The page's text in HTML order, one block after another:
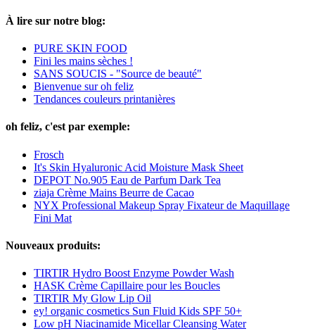
À lire sur notre blog:
PURE SKIN FOOD
Fini les mains sèches !
SANS SOUCIS - "Source de beauté"
Bienvenue sur oh feliz
Tendances couleurs printanières
oh feliz, c'est par exemple:
Frosch
It's Skin Hyaluronic Acid Moisture Mask Sheet
DEPOT No.905 Eau de Parfum Dark Tea
ziaja Crème Mains Beurre de Cacao
NYX Professional Makeup Spray Fixateur de Maquillage
Fini Mat
Nouveaux produits:
TIRTIR Hydro Boost Enzyme Powder Wash
HASK Crème Capillaire pour les Boucles
TIRTIR My Glow Lip Oil
ey! organic cosmetics Sun Fluid Kids SPF 50+
Low pH Niacinamide Micellar Cleansing Water